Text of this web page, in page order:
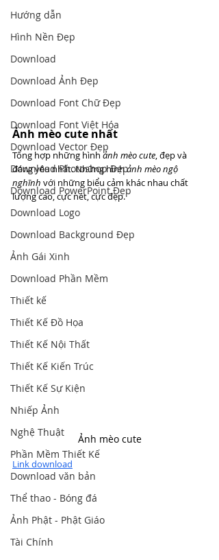
Hướng dẫn
Hình Nền Đẹp
Download
Download Ảnh Đẹp
Download Font Chữ Đẹp
Download Font Việt Hóa
Download Vector Đẹp
Download Photoshop Đẹp
Download PowerPoint Đẹp
Download Logo
Download Background Đẹp
Ảnh Gái Xinh
Download Phần Mềm
Thiết kế
Thiết Kế Đồ Họa
Thiết Kế Nội Thất
Thiết Kế Kiến Trúc
Thiết Kế Sự Kiện
Nhiếp Ảnh
Nghệ Thuật
Phần Mềm Thiết Kế
Download văn bản
Thể thao - Bóng đá
Ảnh Phật - Phật Giáo
Tài Chính
Ảnh mèo cute nhất
Tổng hợp những hình ảnh mèo cute , đẹp và
đáng yêu nhất. Những hình ảnh mèo ngộ
nghĩnh với những biểu cảm khác nhau chất
lượng cao, cực nét, cực đẹp.
Ảnh mèo cute
Link download